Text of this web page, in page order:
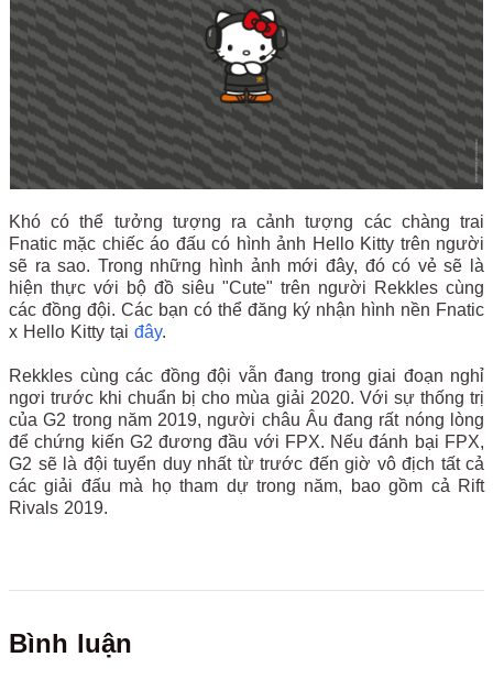
Khó có thể tưởng tượng ra cảnh tượng các chàng trai
Fnatic mặc chiếc áo đấu có hình ảnh Hello Kitty trên người
sẽ ra sao. Trong những hình ảnh mới đây, đó có vẻ sẽ là
hiện thực với bộ đồ siêu "Cute" trên người Rekkles cùng
các đồng đội. Các bạn có thể đăng ký nhận hình nền Fnatic
x Hello Kitty tại đây.
Rekkles cùng các đồng đội vẫn đang trong giai đoạn nghỉ
ngơi trước khi chuẩn bị cho mùa giải 2020. Với sự thống trị
của G2 trong năm 2019, người châu Âu đang rất nóng lòng
để chứng kiến G2 đương đầu với FPX. Nếu đánh bại FPX,
G2 sẽ là đội tuyển duy nhất từ trước đến giờ vô địch tất cả
các giải đấu mà họ tham dự trong năm, bao gồm cả Rift
Rivals 2019.
Bình luận